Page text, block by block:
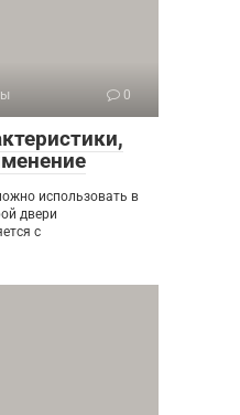
0
использовать в
двери
с